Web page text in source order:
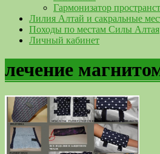
Гармонизатор
Лилия Алтай и сакральные
Походы по местам Силы Алтая
Личный кабинет
лечение